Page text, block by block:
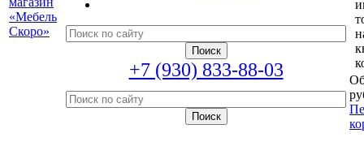
+7 (930) 833-88-03